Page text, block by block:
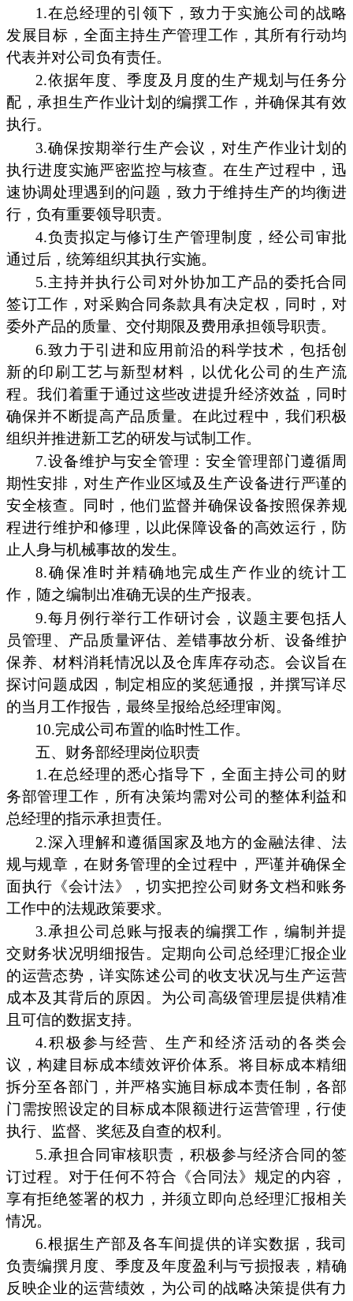
1.在总经理的引领下，致力于实施公司的战略
发展目标，全面主持生产管理工作，其所有行动均
代表并对公司负有责任。
2.依据年度、季度及月度的生产规划与任务分
配，承担生产作业计划的编撰工作，并确保其有效
执行。
3.确保按期举行生产会议，对生产作业计划的
执行进度实施严密监控与核查。在生产过程中，迅
速协调处理遇到的问题，致力于维持生产的均衡进
行，负有重要领导职责。
4.负责拟定与修订生产管理制度，经公司审批
通过后，统筹组织其执行实施。
5.主持并执行公司对外协加工产品的委托合同
签订工作，对采购合同条款具有决定权，同时，对
委外产品的质量、交付期限及费用承担领导职责。
6.致力于引进和应用前沿的科学技术，包括创
新的印刷工艺与新型材料，以优化公司的生产流
程。我们着重于通过这些改进提升经济效益，同时
确保并不断提高产品质量。在此过程中，我们积极
组织并推进新工艺的研发与试制工作。
7.设备维护与安全管理：安全管理部门遵循周
期性安排，对生产作业区域及生产设备进行严谨的
安全核查。同时，他们监督并确保设备按照保养规
程进行维护和修理，以此保障设备的高效运行，防
止人身与机械事故的发生。
8.确保准时并精确地完成生产作业的统计工
作，随之编制出准确无误的生产报表。
9.每月例行举行工作研讨会，议题主要包括人
员管理、产品质量评估、差错事故分析、设备维护
保养、材料消耗情况以及仓库库存动态。会议旨在
探讨问题成因，制定相应的奖惩通报，并撰写详尽
的当月工作报告，最终呈报给总经理审阅。
10.完成公司布置的临时性工作。
五、财务部经理岗位职责
1.在总经理的悉心指导下，全面主持公司的财
务部管理工作，所有决策均需对公司的整体利益和
总经理的指示承担责任。
2.深入理解和遵循国家及地方的金融法律、法
规与规章，在财务管理的全过程中，严谨并确保全
面执行《会计法》，切实把控公司财务文档和账务
工作中的法规政策要求。
3.承担公司总账与报表的编撰工作，编制并提
交财务状况明细报告。定期向公司总经理汇报企业
的运营态势，详实陈述公司的收支状况与生产运营
成本及其背后的原因。为公司高级管理层提供精准
且可信的数据支持。
4.积极参与经营、生产和经济活动的各类会
议，构建目标成本绩效评价体系。将目标成本精细
拆分至各部门，并严格实施目标成本责任制，各部
门需按照设定的目标成本限额进行运营管理，行使
执行、监督、奖惩及自查的权利。
5.承担合同审核职责，积极参与经济合同的签
订过程。对于任何不符合《合同法》规定的内容，
享有拒绝签署的权力，并须立即向总经理汇报相关
情况。
6.根据生产部及各车间提供的详实数据，我司
负责编撰月度、季度及年度盈利与亏损报表，精确
反映企业的运营绩效，为公司的战略决策提供有力